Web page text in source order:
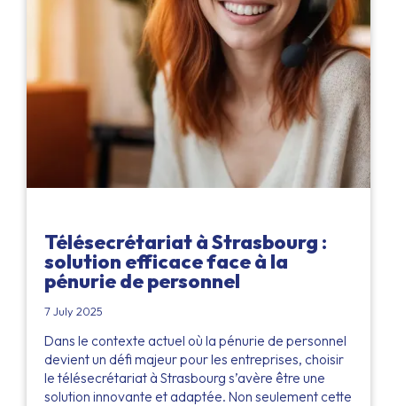
Télésecrétariat à Strasbourg :
solution efficace face à la
pénurie de personnel
7 July 2025
Dans le contexte actuel où la pénurie de personnel
devient un défi majeur pour les entreprises, choisir
le télésecrétariat à Strasbourg s’avère être une
solution innovante et adaptée. Non seulement cette